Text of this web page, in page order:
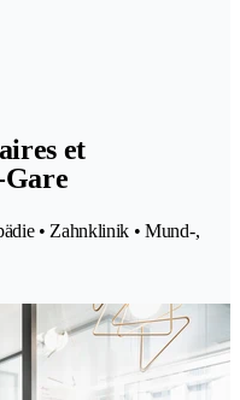
et
• Zahnklinik • Mund-,